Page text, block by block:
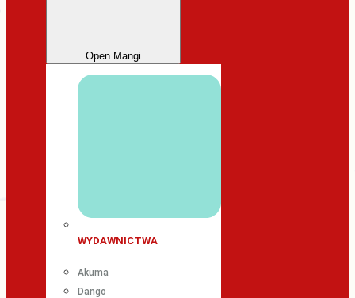
Open Mangi
WYDAWNICTWA
Akuma
Dango